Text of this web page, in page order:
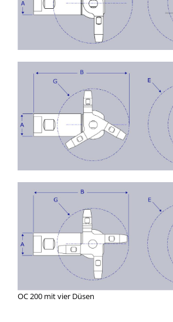
OC 200 mit vier Düsen